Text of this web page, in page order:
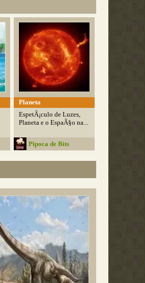
Planeta
EspetÃ¡culo de Luzes,
Planeta e o EspaÃ§o na...
Pipoca de Bits